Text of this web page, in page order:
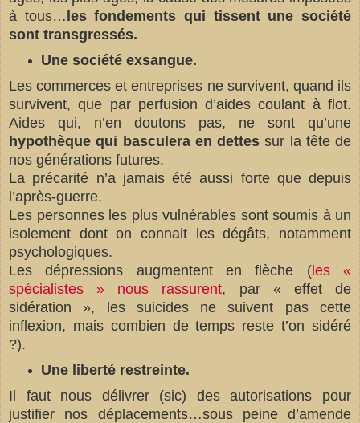
à tous… les fondements qui tissent une société
sont transgressés.
Une société exsangue.
Les commerces et entreprises ne survivent, quand ils
survivent, que par perfusion d’aides coulant à flot.
Aides qui, n’en doutons pas, ne sont qu’une
hypothèque qui basculera en dettes sur la tête de
nos générations futures.
La précarité n’a jamais été aussi forte que depuis
l’après-guerre.
Les personnes les plus vulnérables sont soumis à un
isolement dont on connait les dégâts, notamment
psychologiques.
Les dépressions augmentent en flèche (les «
spécialistes » nous rassurent, par « effet de
sidération », les suicides ne suivent pas cette
inflexion, mais combien de temps reste t’on sidéré
?).
Une liberté restreinte.
Il faut nous délivrer (sic) des autorisations pour
justifier nos déplacements…sous peine d’amende